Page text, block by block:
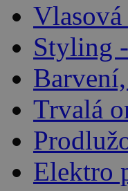
Styling
Trvalá
Elektro